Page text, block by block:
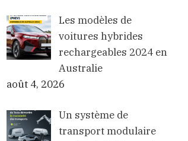
Les modèles de
voitures hybrides
rechargeables 2024 en
Australie
août 4, 2026
Un système de
transport modulaire